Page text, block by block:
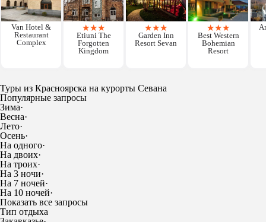
Van Hotel &
Restaurant
Complex
★★★
Etiuni The
Forgotten
Kingdom
★★★
Garden Inn
Resort Sevan
★★★
Best Western
Bohemian
Resort
Туры из Красноярска на курорты Севана
Популярные запросы
Зима·
Весна·
Лето·
Осень·
На одного·
На двоих·
На троих·
На 3 ночи·
На 7 ночей·
На 10 ночей·
Показать все запросы
Тип отдыха